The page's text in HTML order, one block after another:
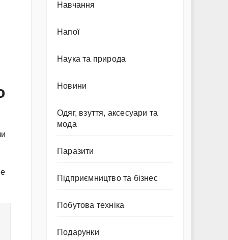
Навчання
Напої
Наука та природа
Новини
Одяг, взуття, аксесуари та
мода
Паразити
Підприємництво та бізнес
Побутова техніка
Подарунки